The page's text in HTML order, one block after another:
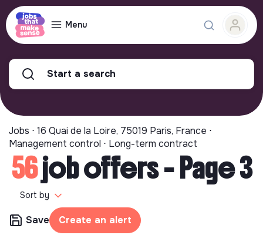
Menu
Start a search
Jobs ⋅ 16 Quai de la Loire, 75019 Paris, France ⋅
Management control ⋅ Long-term contract
56job offers - Page 3
Sort by
Save Create an alert